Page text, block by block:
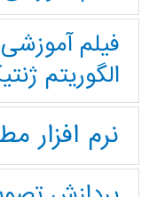
فیلم
الگوریتم
نرم افزار